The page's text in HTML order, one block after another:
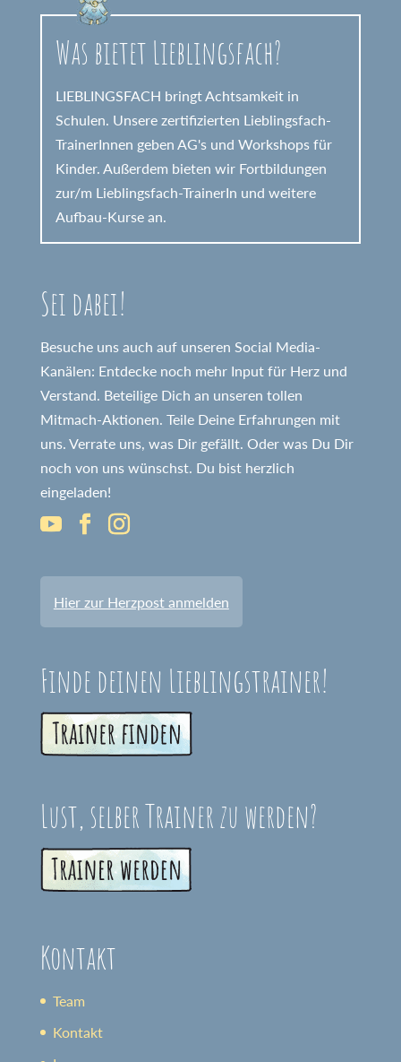
Was bietet Lieblingsfach?
LIEBLINGSFACH bringt Achtsamkeit in
Schulen. Unsere zertifizierten Lieblingsfach-
TrainerInnen geben AG's und Workshops für
Kinder. Außerdem bieten wir Fortbildungen
zur/m Lieblingsfach-TrainerIn und weitere
Aufbau-Kurse an.
Sei dabei!
Besuche uns auch auf unseren Social Media-
Kanälen: Entdecke noch mehr Input für Herz und
Verstand. Beteilige Dich an unseren tollen
Mitmach-Aktionen. Teile Deine Erfahrungen mit
uns. Verrate uns, was Dir gefällt. Oder was Du Dir
noch von uns wünschst. Du bist herzlich
eingeladen!
Hier zur Herzpost anmelden
Finde deinen Lieblingstrainer!
Lust, selber Trainer zu werden?
Kontakt
Team
Kontakt